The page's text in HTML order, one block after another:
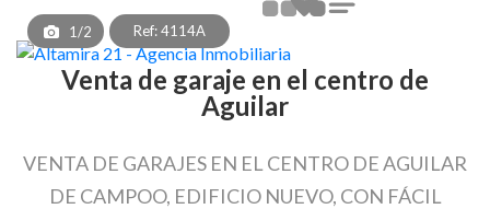
1/2 Ref: 4114A
Venta de garaje en el centro de
Aguilar
VENTA DE GARAJES EN EL CENTRO DE AGUILAR
DE CAMPOO, EDIFICIO NUEVO, CON FÁCIL